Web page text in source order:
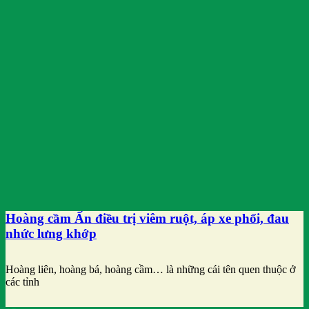
Hoàng cầm Ấn điều trị viêm ruột, áp xe phổi, đau
nhức lưng khớp
Hoàng liên, hoàng bá, hoàng cầm… là những cái tên quen thuộc ở
các tỉnh